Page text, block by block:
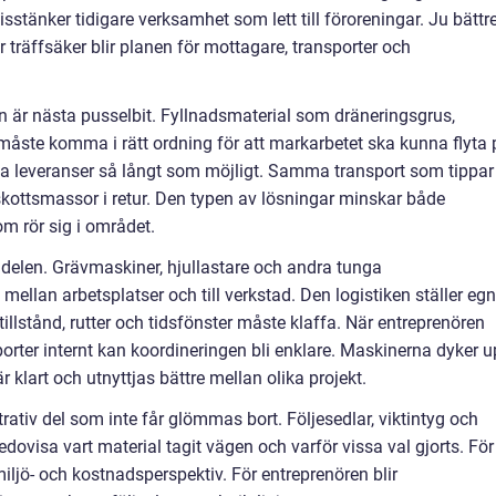
tidigare verksamhet som lett till föroreningar. Ju
träffsäker blir planen för mottagare, transporter och
är nästa pusselbit. Fyllnadsmaterial som dräneringsgrus,
komma i rätt ordning för att markarbetet ska kunna flyta
leveranser så långt som möjligt. Samma transport som tippar
i retur. Den typen av lösningar minskar både
rör sig i området.
Grävmaskiner, hjullastare och andra tunga
arbetsplatser och till verkstad. Den logistiken ställer
rutter och tidsfönster måste klaffa. När entreprenören
internt kan koordineringen bli enklare. Maskinerna dyker
klart och utnyttjas bättre mellan olika projekt.
del som inte får glömmas bort. Följesedlar, viktintyg och
vart material tagit vägen och varför vissa val gjorts. För
och kostnadsperspektiv. För entreprenören blir